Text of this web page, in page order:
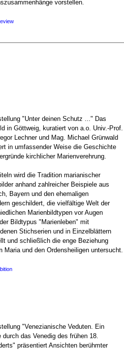
vorstellen.
"Unter deinen Schutz ..." Das
in Göttweig, kuratiert von a.o. Univ.-Prof.
Lechner und Mag. Michael Grünwald
in umfassender Weise die Geschichte
kirchlicher Marienverehrung.
wird die Tradition marianischer
anhand zahlreicher Beispiele aus
Bayern und den ehemaligen
geschildert, die vielfältige Welt der
Marienbildtypen vor Augen
Bildtypus "Marienleben" mit
Stichserien und in Einzelblättern
und schließlich die enge Beziehung
Maria und den Ordensheiligen untersucht.
"Venezianische Veduten. Ein
durch das Venedig des frühen 18.
präsentiert Ansichten berühmter